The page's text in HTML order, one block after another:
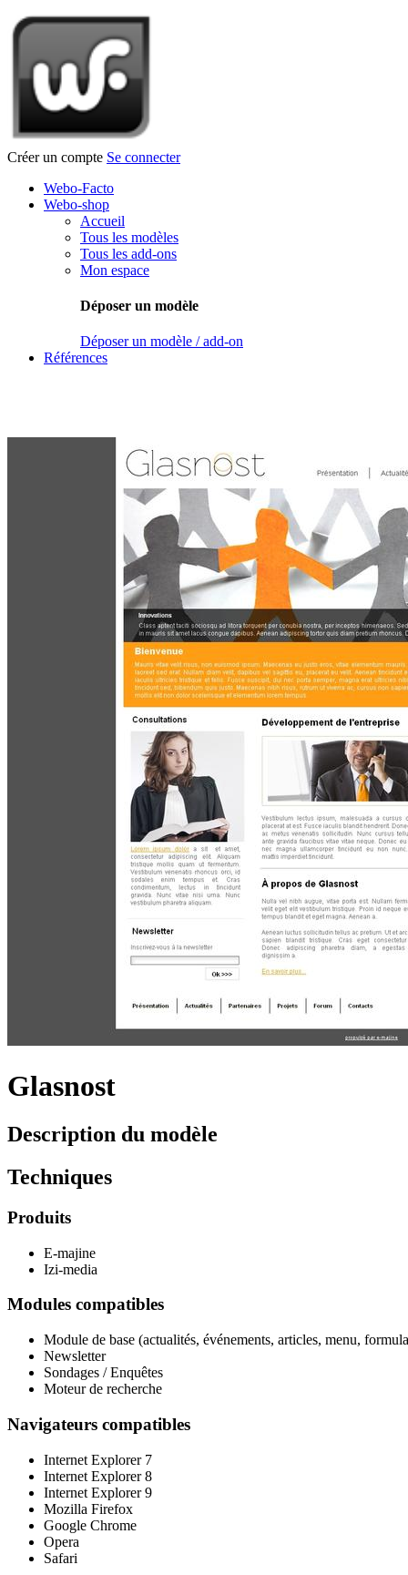
Créer un compte Se connecter
Webo-Facto
Webo-shop
Accueil
Tous les modèles
Tous les add-ons
Mon espace
Déposer un modèle
Déposer un modèle / add-on
Références
Glasnost
Description du modèle
Techniques
Produits
E-majine
Izi-media
Modules compatibles
Module de base (actualités, événements, articles, menu,
Newsletter
Sondages / Enquêtes
Moteur de recherche
Navigateurs compatibles
Internet Explorer 7
Internet Explorer 8
Internet Explorer 9
Mozilla Firefox
Google Chrome
Opera
Safari